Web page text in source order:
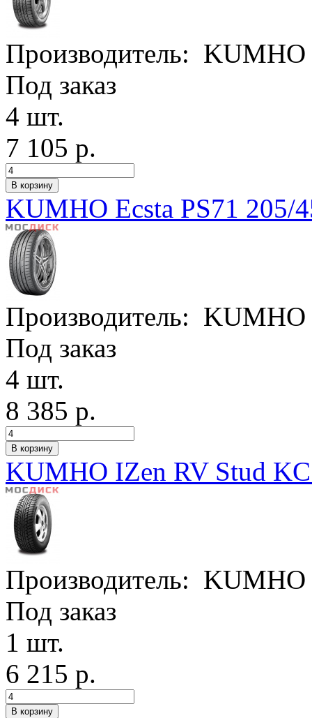
Производитель: KUMHO
Под заказ
4 шт.
7 105 р.
KUMHO Ecsta PS71 205/
Производитель: KUMHO
Под заказ
4 шт.
8 385 р.
KUMHO IZen RV Stud
Производитель: KUMHO
Под заказ
1 шт.
6 215 р.